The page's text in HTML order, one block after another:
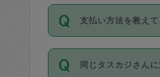
11種類の価格帯の
タスカジさんの価
除々に設定可能な
支払い方法を教え
お支払方法はクレ
Club）のみとなり
同じタスカジさん